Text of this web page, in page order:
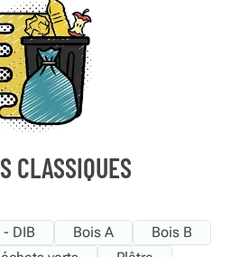
CLASSIQUES
DIB Bois A
Bois B